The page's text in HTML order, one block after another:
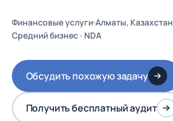
Финансовые услуги Алматы, Казахстан
Средний бизнес · NDA
Обсудить похожую задачу
Получить бесплатный аудит